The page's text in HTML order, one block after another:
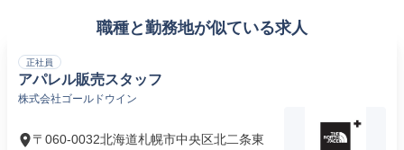
職種と勤務地が似ている求人
正社員
アパレル販売スタッフ
株式会社ゴールドウイン
〒060-0032北海道札幌市中央区北二条東